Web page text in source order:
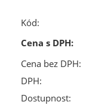
Kód:
Cena s DPH:
Cena bez DPH:
DPH:
Dostupnost: